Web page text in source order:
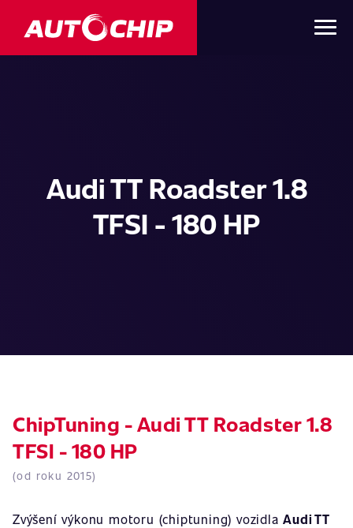
Audi TT Roadster 1.8
TFSI - 180 HP
ChipTuning - Audi TT Roadster 1.8
TFSI - 180 HP
(od roku 2015)
Zvýšení výkonu motoru (chiptuning) vozidlaAudi TT